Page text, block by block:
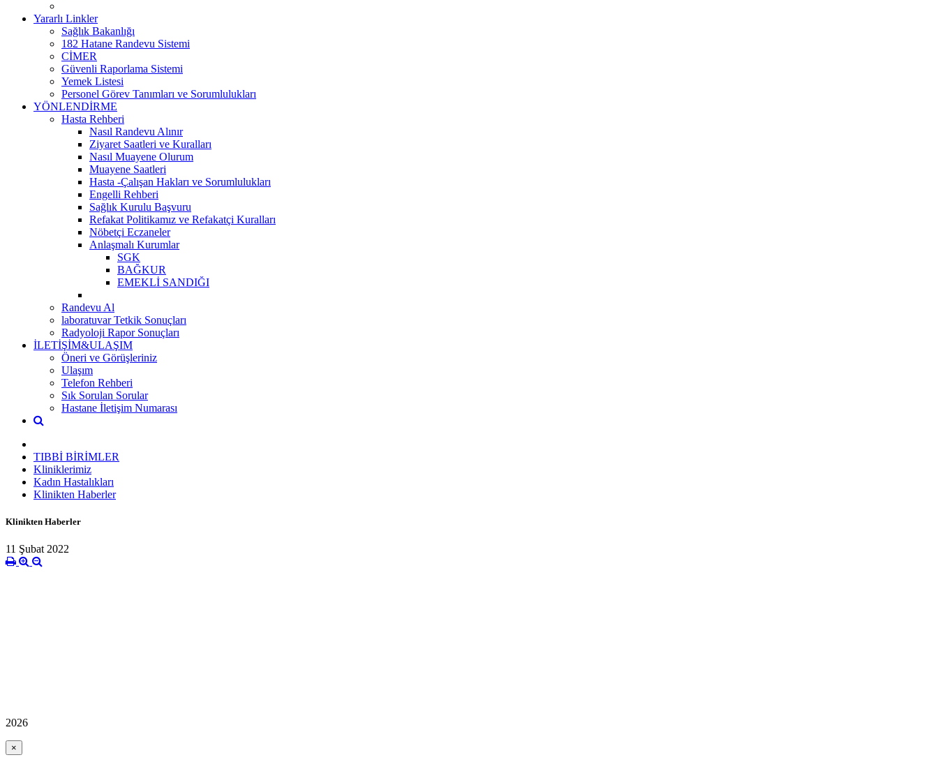
Yararlı Linkler
Sağlık Bakanlığı
182 Hatane Randevu Sistemi
CİMER
Güvenli Raporlama Sistemi
Yemek Listesi
Personel Görev Tanımları ve Sorumlulukları
YÖNLENDİRME
Hasta Rehberi
Nasıl Randevu Alınır
Ziyaret Saatleri ve Kuralları
Nasıl Muayene Olurum
Muayene Saatleri
Hasta -Çalışan Hakları ve Sorumlulukları
Engelli Rehberi
Sağlık Kurulu Başvuru
Refakat Politikamız ve Refakatçi Kuralları
Nöbetçi Eczaneler
Anlaşmalı Kurumlar
SGK
BAĞKUR
EMEKLİ SANDIĞI
Randevu Al
laboratuvar Tetkik Sonuçları
Radyoloji Rapor Sonuçları
İLETİŞİM&ULAŞIM
Öneri ve Görüşleriniz
Ulaşım
Telefon Rehberi
Sık Sorulan Sorular
Hastane İletişim Numarası
TIBBİ BİRİMLER
Kliniklerimiz
Kadın Hastalıkları
Klinikten Haberler
Klinikten Haberler
11 Şubat 2022
2026
×